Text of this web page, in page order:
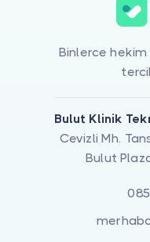
Binlerce
Bulut Klinik
Cevizli Mh.
Bulut